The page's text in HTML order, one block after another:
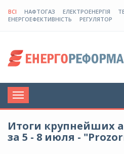
ВСІ НАФТОГАЗ ЕЛЕКТРОЕНЕРГІЯ
ЕНЕРГОЕФЕКТИВНІСТЬ
РЕГУЛЯТОР
Toggle
navigation
Итоги крупнейших
за 5 - 8 июля -